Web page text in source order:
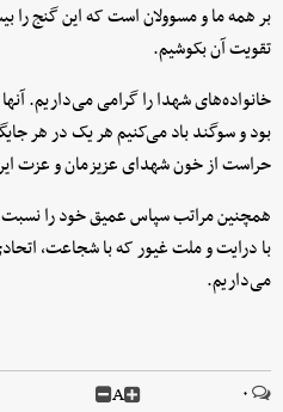
بر همه ما و مسوولان است که این گنج را
تقویت آن بکوشیم.
خانواده‌های شهدا را گرامی می‌داریم.
بود و سوگند باد می‌کنیم هر یک در هر
حراست از خون شهدای عزیزمان و عزت
همچنین مراتب سپاس عمیق خود را نسبت
با درایت و ملت غیور که با شجاعت،
می‌داریم.
۰ A